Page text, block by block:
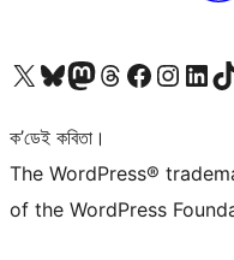
আমাৰ X (আগৰ Twitter) একাউণ্টলৈ যাওকআমাৰ Bluesky একাউণ্টলৈ যাওকআমাৰ Mastodon একাউণ্টলৈ যাওকআমাৰ Threads একাউণ্টলৈ যাওকআমাৰ Facebook পৃষ্ঠালৈ যাওকআমাৰ Instagram একাউণ্টলৈ যাওকআমাৰ LinkedIn একাউণ্টলৈ যাওক
আমাৰ
ক’ডেই কবিতা।
The WordPress®
of the WordPress